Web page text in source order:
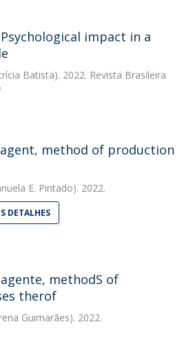
Psychological impact in a
Batista). 2022. Revista Brasileira
method of production
E. Pintado). 2022.
DETALHES
methodS of
therof
Guimarães). 2022.